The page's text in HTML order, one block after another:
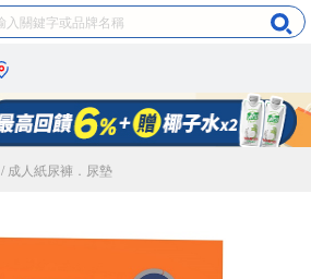
/ 成人紙尿褲．尿墊